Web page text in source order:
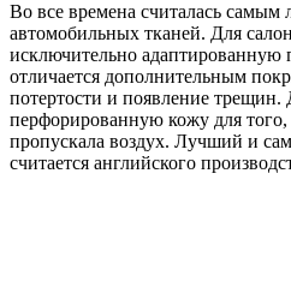
Во все времена считалась
автомобильных тканей. Для
исключительно
отличается дополнительным
потертости и появление трещин.
перфорированную кожу для того,
пропускала воздух. Лучший и
считается английского